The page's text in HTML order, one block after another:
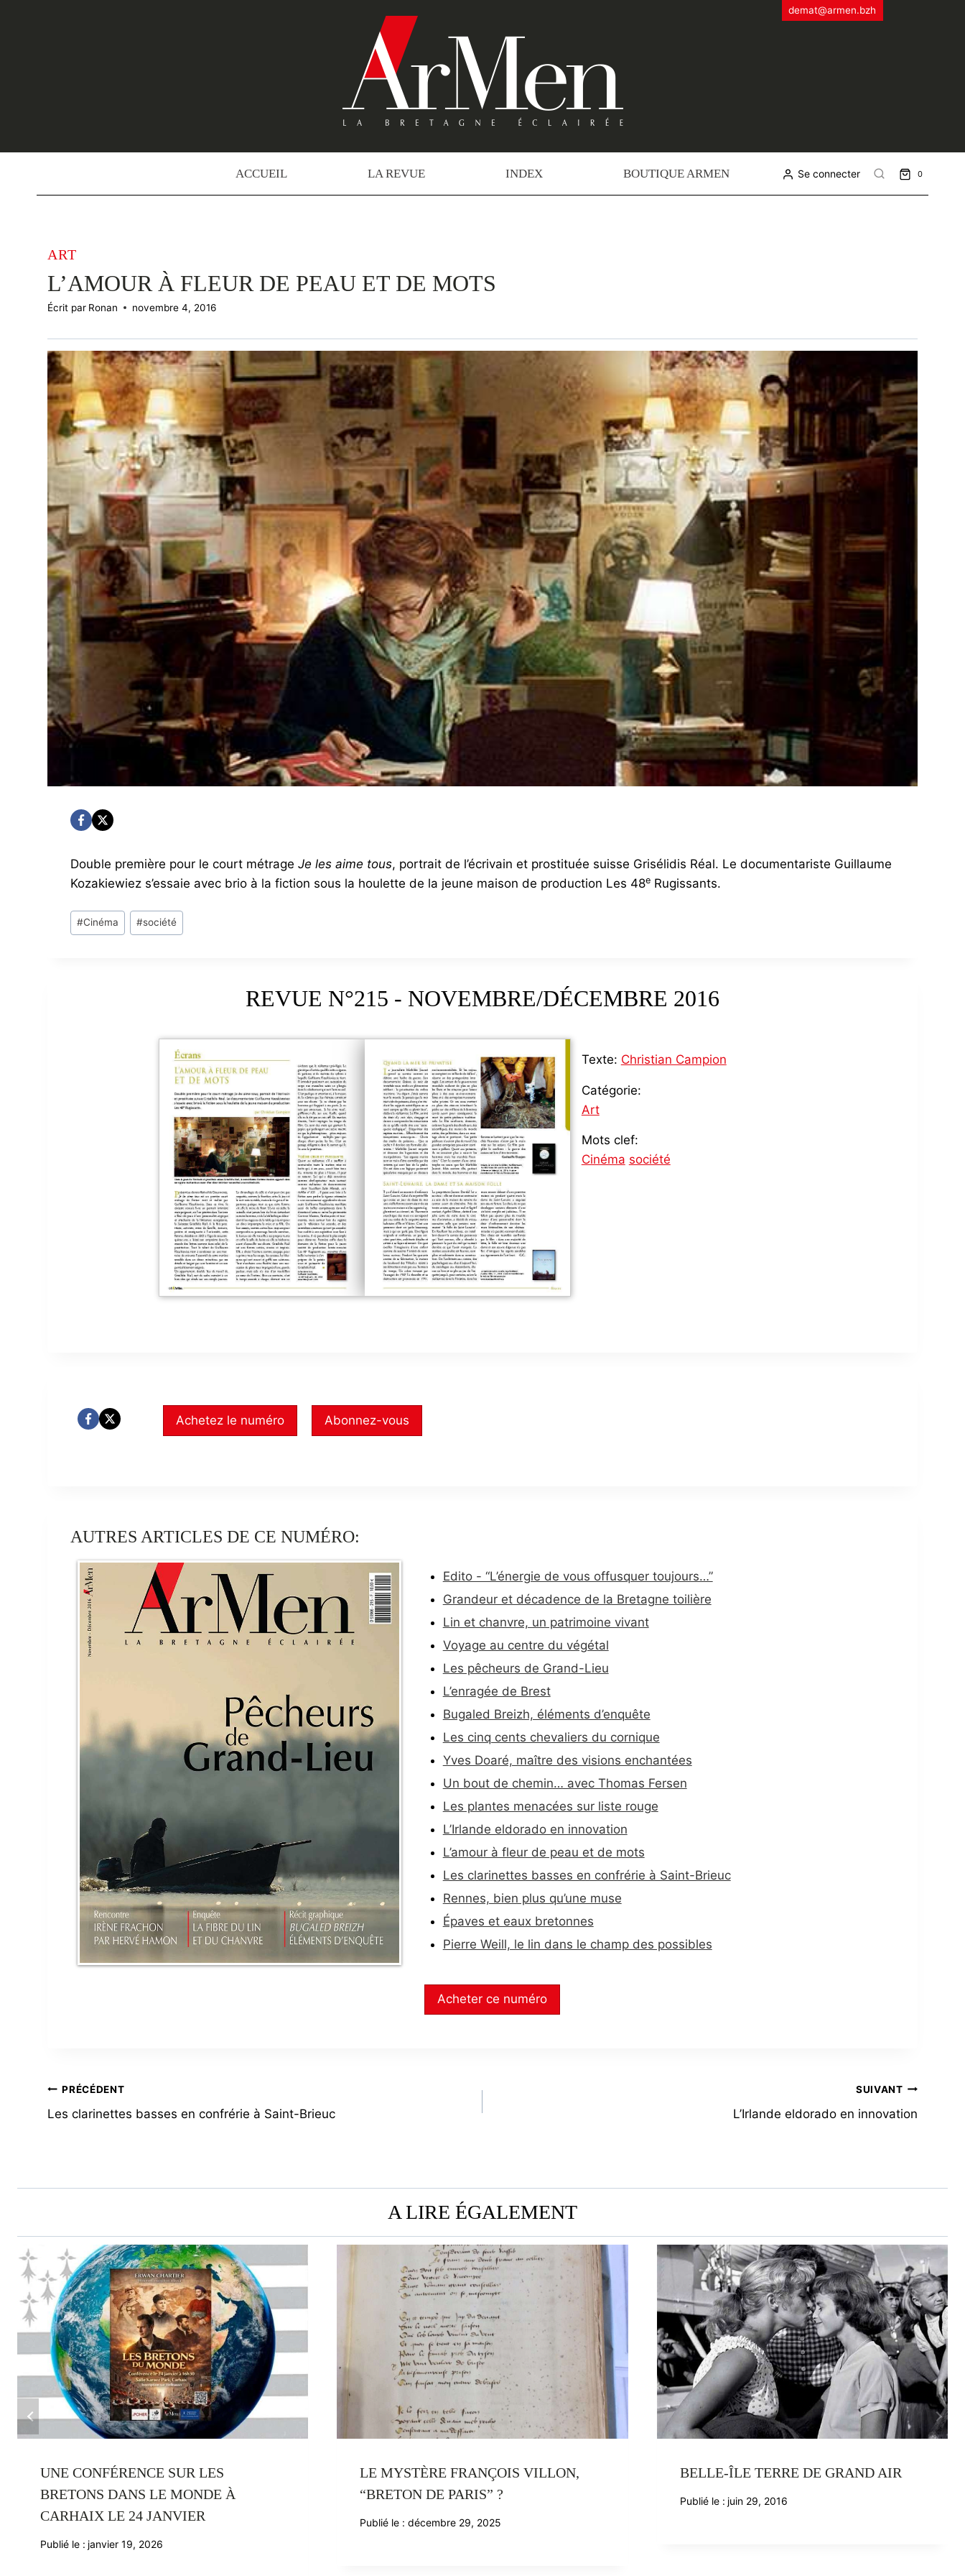
demat@armen.bzh
ACCUEIL LA REVUE INDEX BOUTIQUE ARMEN Se connecter 0
ART
L’AMOUR À FLEUR DE PEAU ET DE MOTS
Écrit par Ronan novembre 4, 2016
Double première pour le court métrage Je les aime tous, portrait de l’écrivain et prostituée suisse Grisélidis Réal. Le documentariste Guillaume
Kozakiewiez s’essaie avec brio à la fiction sous la houlette de la jeune maison de production Les 48e Rugissants.
Post
Tags:
#Cinéma #société
REVUE N°215 - NOVEMBRE/DÉCEMBRE 2016
Texte: Christian Campion
Catégorie:
Art
Mots clef:
Cinéma société
Achetez le numéro Abonnez-vous
AUTRES ARTICLES DE CE NUMÉRO:
Edito - “L’énergie de vous offusquer toujours…”
Grandeur et décadence de la Bretagne toilière
Lin et chanvre, un patrimoine vivant
Voyage au centre du végétal
Les pêcheurs de Grand-Lieu
L’enragée de Brest
Bugaled Breizh, éléments d’enquête
Les cinq cents chevaliers du cornique
Yves Doaré, maître des visions enchantées
Un bout de chemin… avec Thomas Fersen
Les plantes menacées sur liste rouge
L’Irlande eldorado en innovation
L’amour à fleur de peau et de mots
Les clarinettes basses en confrérie à Saint-Brieuc
Rennes, bien plus qu’une muse
Épaves et eaux bretonnes
Pierre Weill, le lin dans le champ des possibles
Acheter ce numéro
NAVIGATION
DE
PRÉCÉDENT
Les clarinettes basses en confrérie à Saint-Brieuc
SUIVANT
L’Irlande eldorado en innovation
A LIRE ÉGALEMENT
UNE CONFÉRENCE SUR LES
BRETONS DANS LE MONDE À
CARHAIX LE 24 JANVIER
Publié le : janvier 19, 2026
LE MYSTÈRE FRANÇOIS VILLON,
“BRETON DE PARIS” ?
Publié le : décembre 29, 2025
BELLE-ÎLE TERRE DE GRAND AIR
Publié le : juin 29, 2016